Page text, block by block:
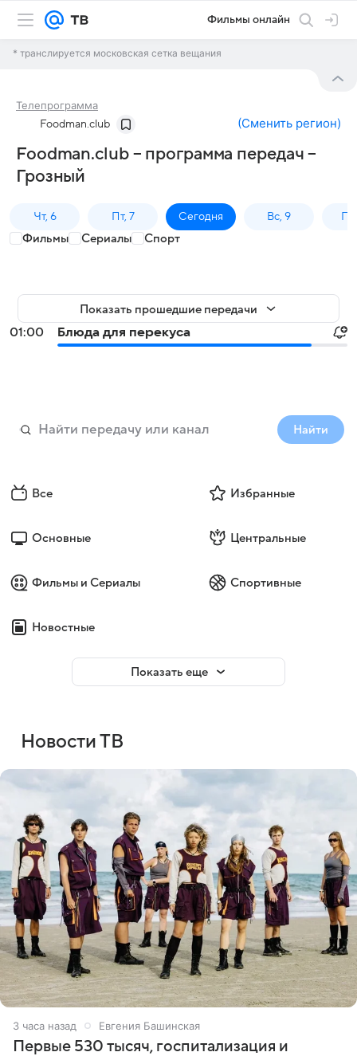
Фильмы онлайн
* транслируется московская сетка вещания
Телепрограмма
Foodman.club (Сменить регион)
Foodman.club – программа передач –
Грозный
Чт, 6 Пт, 7 Сегодня Вс, 9
Фильмы Сериалы Спорт
Показать прошедшие передачи
01:00 Блюда для перекуса
Найти
Все Избранные
Основные Центральные
Фильмы и Сериалы Спортивные
Новостные
Показать еще
Новости ТВ
3 часа назад Евгения Башинская
Первые 530 тысяч, госпитализация и